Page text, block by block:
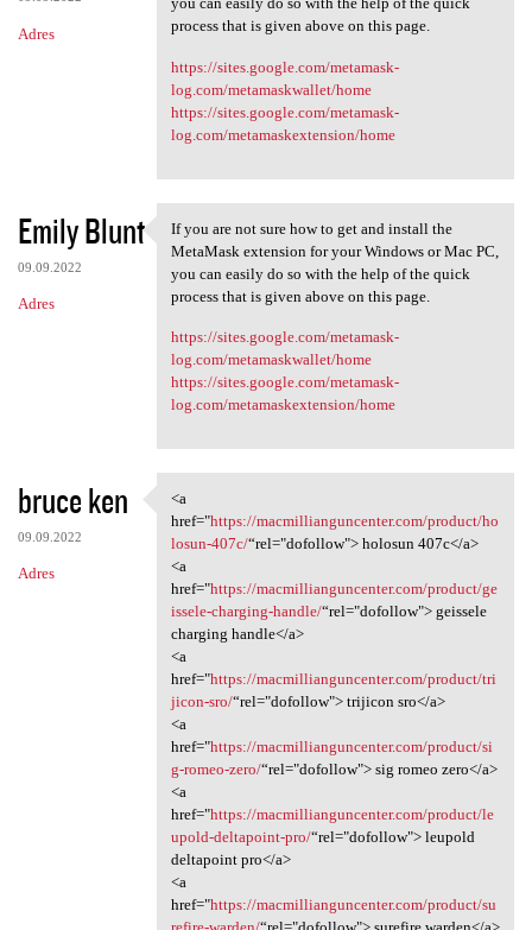
Adres
process that is given above on this page.
https://sites.google.com/metamask-
log.com/metamaskwallet/home
https://sites.google.com/metamask-
log.com/metamaskextension/home
Emily Blunt
09.09.2022
Adres
If you are not sure how to
If you are not sure how to get and install the
MetaMask extension for your Windows or Mac PC,
you can easily do so with the help of the quick
process that is given above on this page.
https://sites.google.com/metamask-
log.com/metamaskwallet/home
https://sites.google.com/metamask-
log.com/metamaskextension/home
bruce ken
09.09.2022
Adres
<a href="https:/
<a
href="https://macmillianguncenter.com/product/ho
losun-407c/“rel="dofollow"> holosun 407c</a>
<a
href="https://macmillianguncenter.com/product/ge
issele-charging-handle/“rel="dofollow"> geissele
charging handle</a>
<a
href="https://macmillianguncenter.com/product/tri
jicon-sro/“rel="dofollow"> trijicon sro</a>
<a
href="https://macmillianguncenter.com/product/si
g-romeo-zero/“rel="dofollow"> sig romeo zero</a>
<a
href="https://macmillianguncenter.com/product/le
upold-deltapoint-pro/“rel="dofollow"> leupold
deltapoint pro</a>
<a
href="https://macmillianguncenter.com/product/su